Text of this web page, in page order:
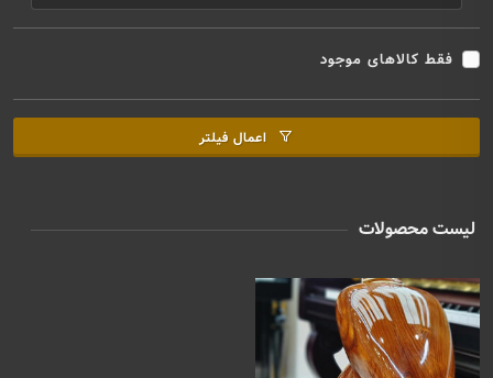
فقط کالاهای موجود
اعمال فیلتر
لیست محصولات